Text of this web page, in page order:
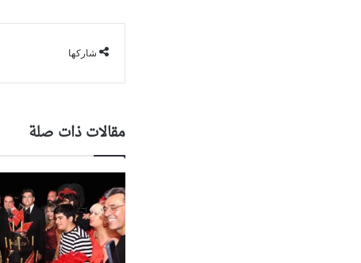
شاركها
مقالات ذات صلة